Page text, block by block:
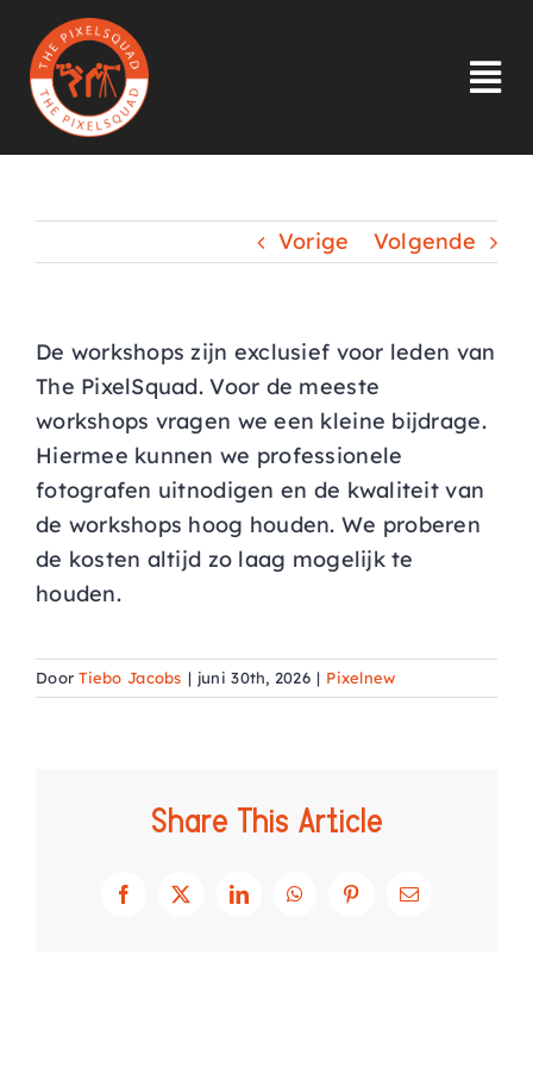
naar
inhoud
INLOGGEN
LID WORDEN
AGENDA
Vorige Volgende
De workshops zijn exclusief voor leden van
The PixelSquad. Voor de meeste
workshops vragen we een kleine bijdrage.
Hiermee kunnen we professionele
fotografen uitnodigen en de kwaliteit van
de workshops hoog houden. We proberen
de kosten altijd zo laag mogelijk te
houden.
DoorTiebo Jacobs | juni 30th, 2026 | Pixelnew
Share This Article
Facebook
X LinkedInWhatsAppPinterest
E-